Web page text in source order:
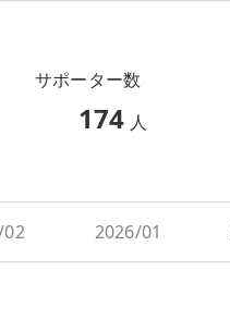
サポーター数
174 人
02 2026/01